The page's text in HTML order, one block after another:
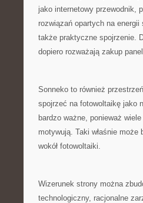
jako internetowy przewodnik,
rozwiązań opartych na
także praktyczne spojrzenie.
dopiero rozważają zakup
Sonneko to również
spojrzeć na fotowoltaikę jako
bardzo ważne, ponieważ
motywują. Taki właśnie
wokół fotowoltaiki.
Wizerunek strony można
technologiczny, racjonalne